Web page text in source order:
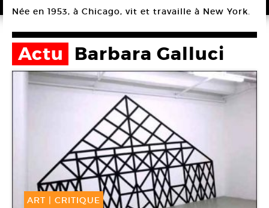
Née en 1953, à Chicago, vit et travaille à New York.
Actu Barbara Galluci
ART | CRITIQUE